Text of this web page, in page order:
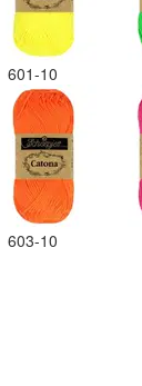
601-10
603-10